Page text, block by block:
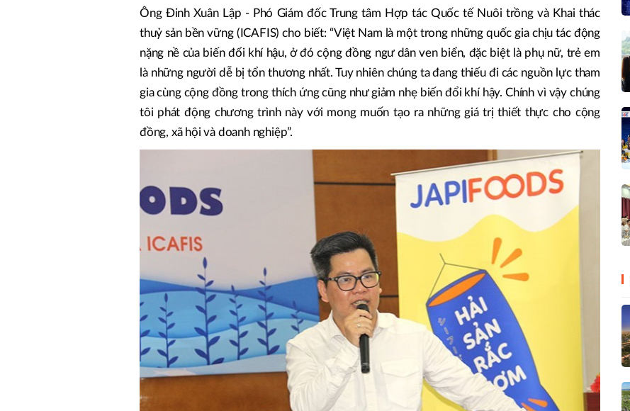
Ông Đinh Xuân Lập - Phó Giám đốc Trung tâm Hợp tác Quốc tế Nuôi trồng và Khai thác
thuỷ sản bền vững (ICAFIS) cho biết: “Việt Nam là một trong những quốc gia chịu tác động
nặng nề của biến đổi khí hậu, ở đó cộng đồng ngư dân ven biển, đặc biệt là phụ nữ, trẻ em
là những người dễ bị tổn thương nhất. Tuy nhiên chúng ta đang thiếu đi các nguồn lực tham
gia cùng cộng đồng trong thích ứng cũng như giảm nhẹ biến đổi khí hậy. Chính vì vậy chúng
tôi phát động chương trình này với mong muốn tạo ra những giá trị thiết thực cho cộng
đồng, xã hội và doanh nghiệp”.